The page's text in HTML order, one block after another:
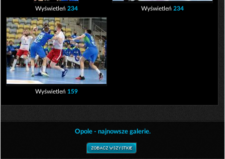
Wyświetleń 234 Wyświetleń 234
Wyświetleń 159
Opole - najnowsze galerie.